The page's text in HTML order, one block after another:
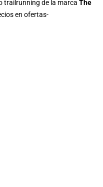
trailrunning de la marca The
en ofertas-